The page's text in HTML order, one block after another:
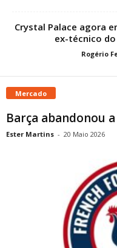
Crystal Palace agora
ex-técnico do
Rogério
Mercado
Barça abandonou
Ester Martins - 20 Maio 2026